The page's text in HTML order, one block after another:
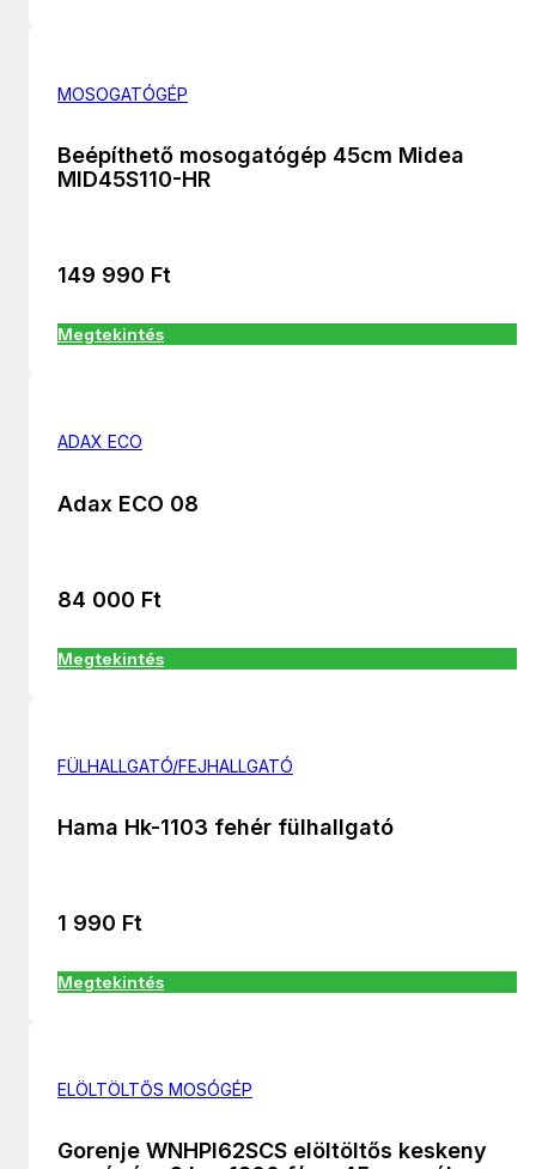
MOSOGATÓGÉP
Beépíthető mosogatógép 45cm Midea
MID45S110-HR
149 990 Ft
Megtekintés
ADAX ECO
Adax ECO 08
84 000 Ft
Megtekintés
FÜLHALLGATÓ/FEJHALLGATÓ
Hama Hk-1103 fehér fülhallgató
1 990 Ft
Megtekintés
ELÖLTÖLTŐS MOSÓGÉP
Gorenje WNHPI62SCS elöltöltős keskeny